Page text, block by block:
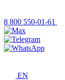
8 800 550-01-61
EN